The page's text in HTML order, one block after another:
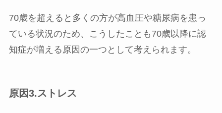
70歳を超えると多くの方が高血圧や糖尿病を患っ
ている状況のため、こうしたことも70歳以降に認
知症が増える原因の一つとして考えられます。
原因3.ストレス